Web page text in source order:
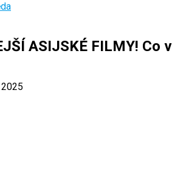
ASIJSKÉ FILMY! Co v